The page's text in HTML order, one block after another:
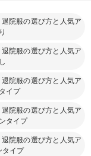
院服の選び方と人気ア
院服の選び方と人気ア
院服の選び方と人気ア
イプ
院服の選び方と人気ア
タイプ
院服の選び方と人気ア
タイプ